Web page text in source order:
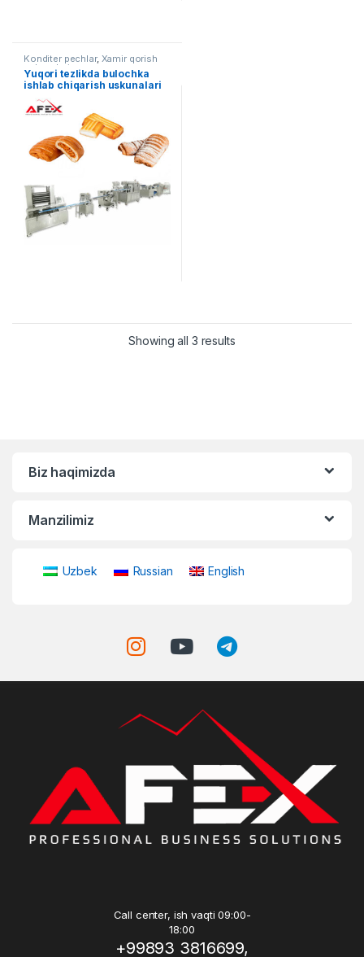
Konditer pechlar, Xamir qorish
uskunalari
Yuqori tezlikda bulochka
ishlab chiqarish uskunalari
liniyasi
Showing all 3 results
Biz haqimizda
Manzilimiz
Uzbek Russian English
Call center, ish vaqti 09:00-
18:00
+99893 3816699,